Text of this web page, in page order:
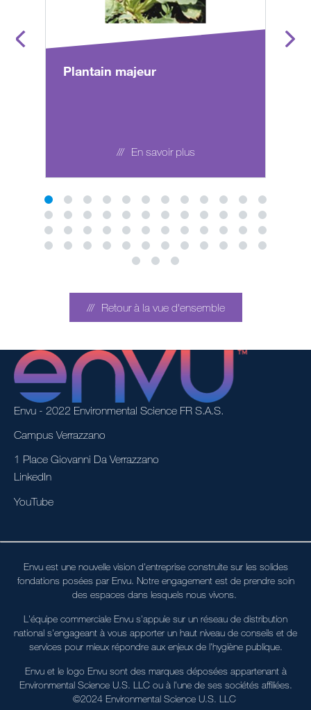
Plantain majeur
En savoir plus
Retour à la vue d'ensemble
Envu - 2022 Environmental Science FR S.A.S.
Campus Verrazzano
1 Place Giovanni Da Verrazzano
LinkedIn
YouTube
Envu est une nouvelle vision d'entreprise construite sur les solides
fondations posées par Envu. Notre engagement est de prendre soin
des espaces dans lesquels nous vivons.
L'équipe commerciale Envu s'appuie sur un réseau de distribution
national s'engageant à vous apporter un haut niveau de conseils et de
services pour mieux répondre aux enjeux de l'hygiène publique.
Envu et le logo Envu sont des marques déposées appartenant à
Environmental Science U.S. LLC ou à l'une de ses sociétés affiliées.
©2024 Environmental Science U.S. LLC